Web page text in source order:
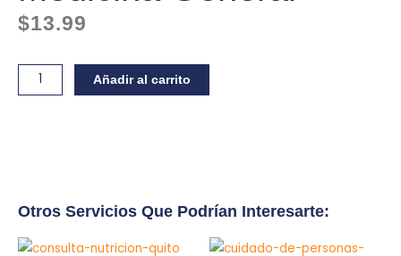
$13.99
Telemedicina
-
Añadir al carrito
Otros Servicios Que Podrían Interesarte:
Rango